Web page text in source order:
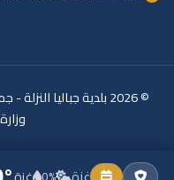
© 2026 بلدية جباليا